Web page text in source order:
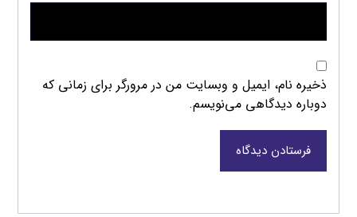
ذخیره نام، ایمیل و وبسایت من در مرورگر برای زمانی که
دوباره دیدگاهی می‌نویسم.
فرستادن دیدگاه